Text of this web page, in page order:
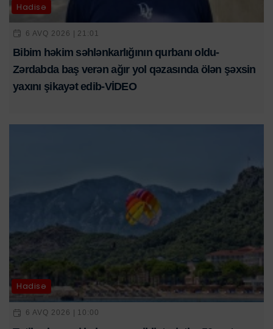
Hadisə
6 AVQ 2026 | 21:01
Bibim həkim səhlənkarlığının qurbanı oldu-
Zərdabda baş verən ağır yol qəzasında ölən şəxsin
yaxını şikayət edib-VİDEO
Hadisə
6 AVQ 2026 | 10:00